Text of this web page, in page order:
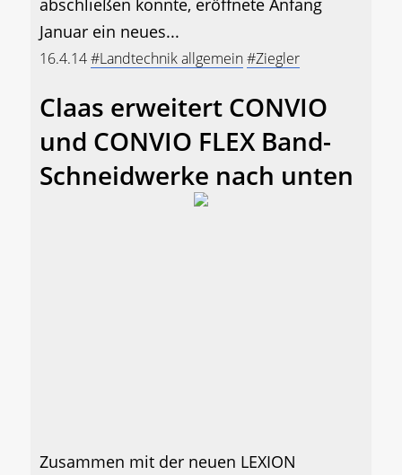
Januar ein neues...
16.4.14#Landtechnik allgemein#Ziegler
Claas erweitert CONVIO
und CONVIO FLEX Band-
Schneidwerke nach unten
Zusammen mit der neuen LEXION